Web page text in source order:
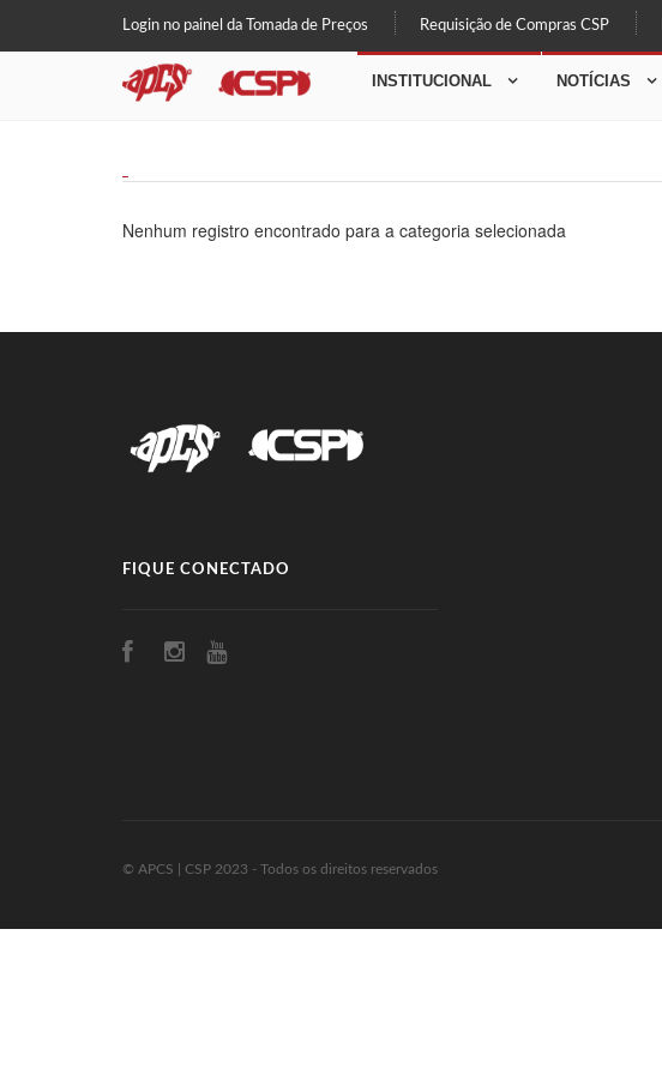
Login no painel da Tomada de Preços Requisição de Compras CSP
INSTITUCIONAL NOTÍCIAS
Nenhum registro encontrado para a categoria selecionada
FIQUE CONECTADO
© APCS | CSP 2023 - Todos os direitos reservados